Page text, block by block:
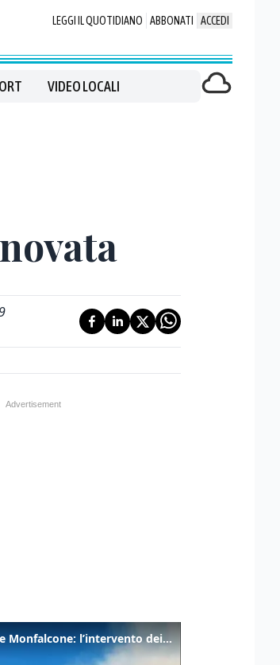
LEGGI IL QUOTIDIANO ABBONATI ACCEDI
VIDEO LOCALI
Incendio tra Duino e Monfalcone: l’intervento dei vigili del fuoco